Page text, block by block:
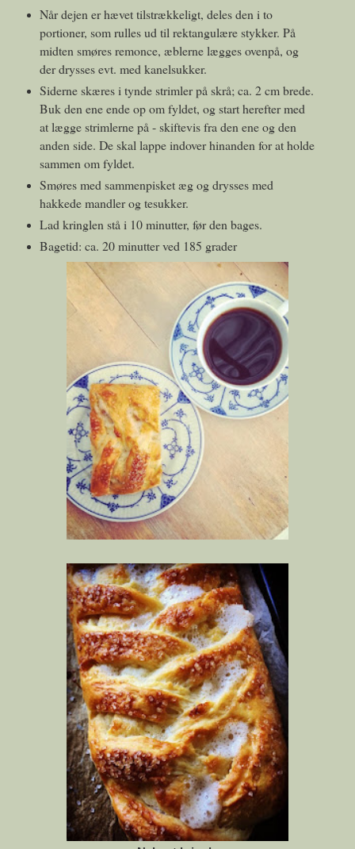
Når dejen er hævet tilstrækkeligt, deles den i to
portioner, som rulles ud til rektangulære stykker. På
midten smøres remonce, æblerne lægges ovenpå, og
der drysses evt. med kanelsukker.
Siderne skæres i tynde strimler på skrå; ca. 2 cm brede.
Buk den ene ende op om fyldet, og start herefter med
at lægge strimlerne på - skiftevis fra den ene og den
anden side. De skal lappe indover hinanden for at holde
sammen om fyldet.
Smøres med sammenpisket æg og drysses med
hakkede mandler og tesukker.
Lad kringlen stå i 10 minutter, før den bages.
Bagetid: ca. 20 minutter ved 185 grader